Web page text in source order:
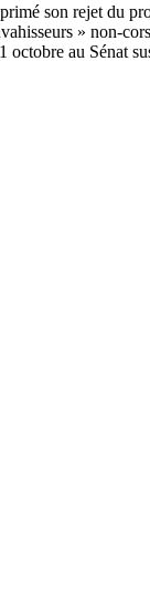
son rejet du
» non-
au Sénat